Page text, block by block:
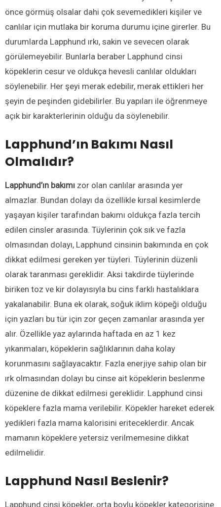
önce görmüş olsalar dahi çok sevemedikleri kişiler ve
canlılar için mutlaka bir koruma durumu içine girerler. Bu
durumlarda Lapphund ırkı, sakin ve sevecen olarak
görülemeyebilir. Bunlarla beraber Lapphund cinsi
köpeklerin cesur ve oldukça hevesli canlılar oldukları
söylenebilir. Her şeyi merak edebilir, merak ettikleri her
şeyin de peşinden gidebilirler. Bu yapıları ile öğrenmeye
açık bir karakterlerinin olduğu da söylenebilir.
Lapphund’ın Bakımı Nasıl
Olmalıdır?
Lapphund’ın bakımı zor olan canlılar arasında yer
almazlar. Bundan dolayı da özellikle kırsal kesimlerde
yaşayan kişiler tarafından bakımı oldukça fazla tercih
edilen cinsler arasında. Tüylerinin çok sık ve fazla
olmasından dolayı, Lapphund cinsinin bakımında en çok
dikkat edilmesi gereken yer tüyleri. Tüylerinin düzenli
olarak taranması gereklidir. Aksi takdirde tüylerinde
biriken toz ve kir dolayısıyla bu cins farklı hastalıklara
yakalanabilir. Buna ek olarak, soğuk iklim köpeği olduğu
için yazları bu tür için zor geçen zamanlar arasında yer
alır. Özellikle yaz aylarında haftada en az 1 kez
yıkanmaları, köpeklerin sağlıklarının daha kolay
korunmasını sağlayacaktır. Fazla enerjiye sahip olan bir
ırk olmasından dolayı bu cinse ait köpeklerin beslenme
düzenine de dikkat edilmesi gereklidir. Lapphund cinsi
köpeklere fazla mama verilebilir. Köpekler hareket ederek
yedikleri fazla mama kalorisini eriteceklerdir. Ancak
mamanın köpeklere yetersiz verilmemesine dikkat
edilmelidir.
Lapphund Nasıl Beslenir?
Lapphund cinsi köpekler, orta boylu köpekler kategorisine